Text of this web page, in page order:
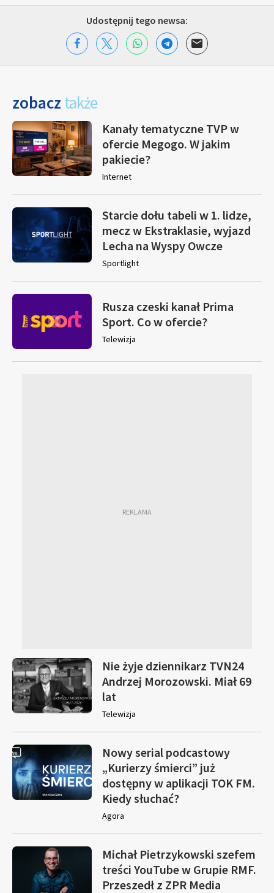
Udostępnij tego newsa:
zobacz także
Kanały tematyczne TVP w
ofercie Megogo. W jakim
pakiecie?
Internet
Starcie dołu tabeli w 1. lidze,
mecz w Ekstraklasie, wyjazd
Lecha na Wyspy Owcze
Sportlight
Rusza czeski kanał Prima
Sport. Co w ofercie?
Telewizja
Nie żyje dziennikarz TVN24
Andrzej Morozowski. Miał 69
lat
Telewizja
Nowy serial podcastowy
„Kurierzy śmierci” już
dostępny w aplikacji TOK FM.
Kiedy słuchać?
Agora
Michał Pietrzykowski szefem
treści YouTube w Grupie RMF.
Przeszedł z ZPR Media